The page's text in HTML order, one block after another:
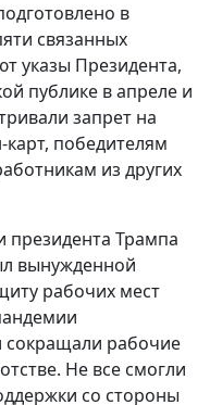
в
связанных
указы Президента,
публике в апреле и
запрет на
победителям
из других
президента Трампа
вынужденной
рабочих мест
сокращали рабочие
Не все смогли
со стороны